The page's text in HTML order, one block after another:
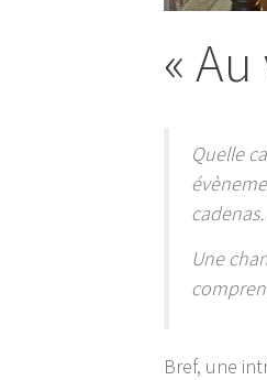
«
Quelle
Une
Bref, une